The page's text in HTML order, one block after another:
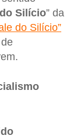
Silício” da
do Silício”